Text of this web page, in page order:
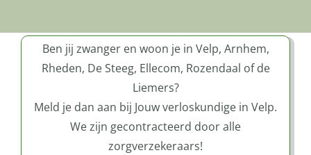
Ben jij zwanger en woon je in Velp, Arnhem,
Rheden, De Steeg, Ellecom, Rozendaal of de
Liemers?
Meld je dan aan bij Jouw verloskundige in Velp.
We zijn gecontracteerd door alle
zorgverzekeraars!